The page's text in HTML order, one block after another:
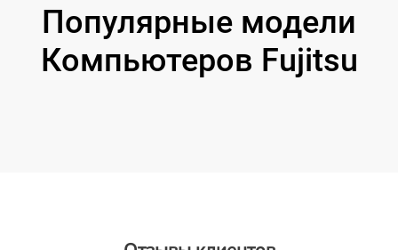
Популярные модели
Компьютеров Fujitsu